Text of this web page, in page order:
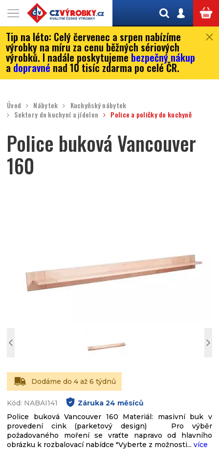
Tip na léto: Celý červenec a srpen nabízíme
výrobky na míru za cenu běžných sériových
výrobků. I nadále poskytujeme bezpečný nákup
adopravné nad 10 tisíc zdarma po celé ČR.
Úvod Nábytek
Kuchyňský nábytek
Sektory do kuchyní a jídelen
Police a poličky do kuchyně
Police buková Vancouver
160
Dodáme do 4 až 6 týdnů
Kód: NABAI141 Záruka 24 měsíců
Police buková Vancouver 160 Materiál: masivní buk v
provedení cink (parketový design) Pro výběr
požadovaného moření se vraťte napravo od hlavního
obrázku k rozbalovací nabídce "Vyberte z možnosti... více